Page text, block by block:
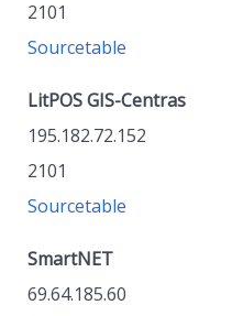
2101
Sourcetable
LitPOS GIS-Centras
195.182.72.152
2101
Sourcetable
SmartNET
69.64.185.60